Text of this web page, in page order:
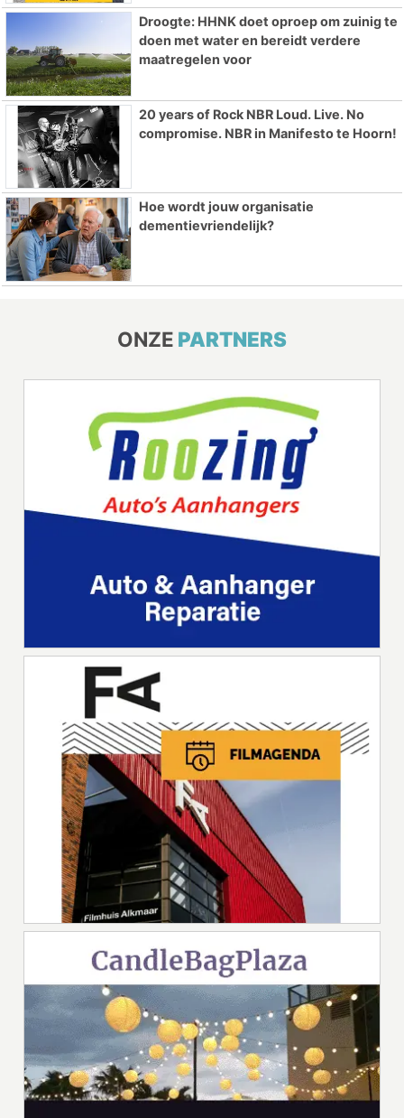
Droogte: HHNK doet oproep om zuinig te
doen met water en bereidt verdere
maatregelen voor
20 years of Rock NBR Loud. Live. No
compromise. NBR in Manifesto te Hoorn!
Hoe wordt jouw organisatie
dementievriendelijk?
ONZE PARTNERS